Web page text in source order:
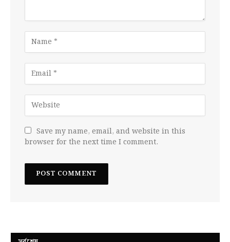
Save my name, email, and website in this
browser for the next time I comment.